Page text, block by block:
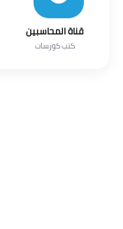
قناة المحاسبين
كتب كورسات